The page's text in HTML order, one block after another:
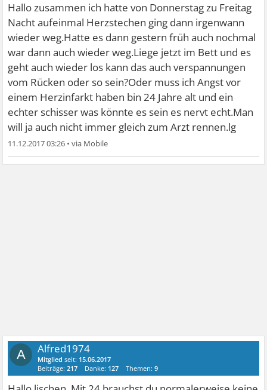
Hallo zusammen ich hatte von Donnerstag zu Freitag
Nacht aufeinmal Herzstechen ging dann irgenwann
wieder weg.Hatte es dann gestern früh auch nochmal
war dann auch wieder weg.Liege jetzt im Bett und es
geht auch wieder los kann das auch verspannungen
vom Rücken oder so sein?Oder muss ich Angst vor
einem Herzinfarkt haben bin 24 Jahre alt und ein
echter schisser was könnte es sein es nervt echt.Man
will ja auch nicht immer gleich zum Arzt rennen.lg
11.12.2017 03:26 •
A Alfred1974
Mitglied seit: 15.06.2017
Beiträge:217 Danke: 127 Themen:9